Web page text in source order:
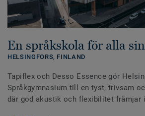
En språkskola för alla
HELSINGFORS, FINLAND
Tapiflex och Desso Essence gör
Språkgymnasium till en tyst, trivsam
där god akustik och flexibilitet främjar